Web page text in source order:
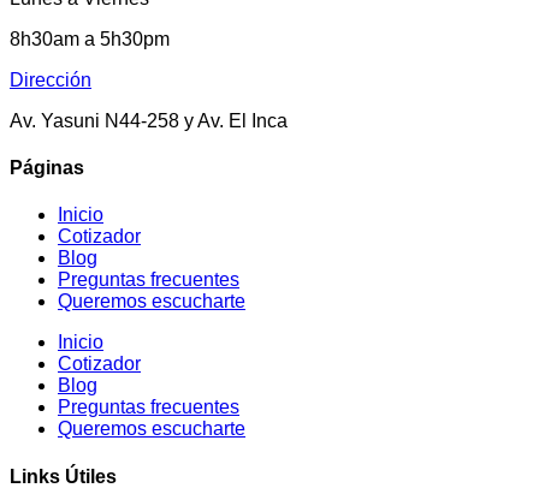
8h30am a 5h30pm
Dirección
Av. Yasuni N44-258 y Av. El Inca
Páginas
Inicio
Cotizador
Blog
Preguntas frecuentes
Queremos escucharte
Inicio
Cotizador
Blog
Preguntas frecuentes
Queremos escucharte
Links Útiles